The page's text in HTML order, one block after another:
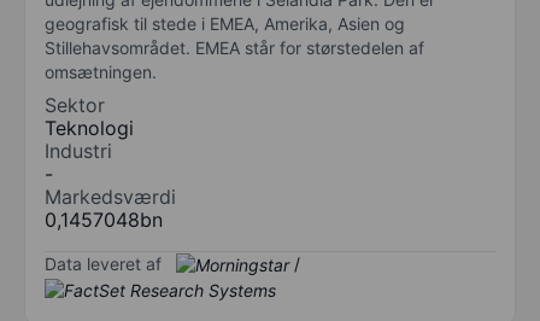
geografisk til stede i EMEA, Amerika, Asien og
Stillehavsområdet. EMEA står for størstedelen af
omsætningen.
Sektor
Teknologi
Industri
-
Markedsværdi
0,1457048bn
Data leveret af /